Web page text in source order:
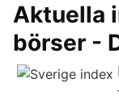
Aktuella
börser -